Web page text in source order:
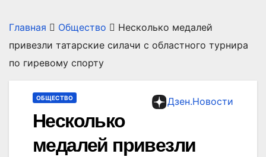
Главная Общество
Несколько медалей
привезли татарские силачи с областного турнира
по гиревому спорту
Дзен.Новости
ОБЩЕСТВО
Несколько
медалей привезли